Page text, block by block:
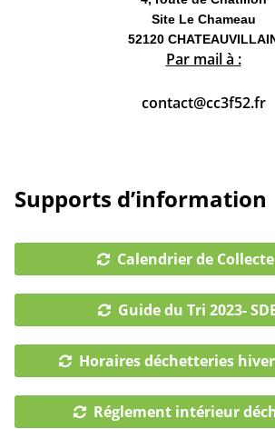
Site Le Chameau
52120
Par mail à :
contact@cc3f52.fr
Supports d’information
Calendrier de
Guide du Tri 2023-
Horaires déchetteries hiver
Réglement intérieur